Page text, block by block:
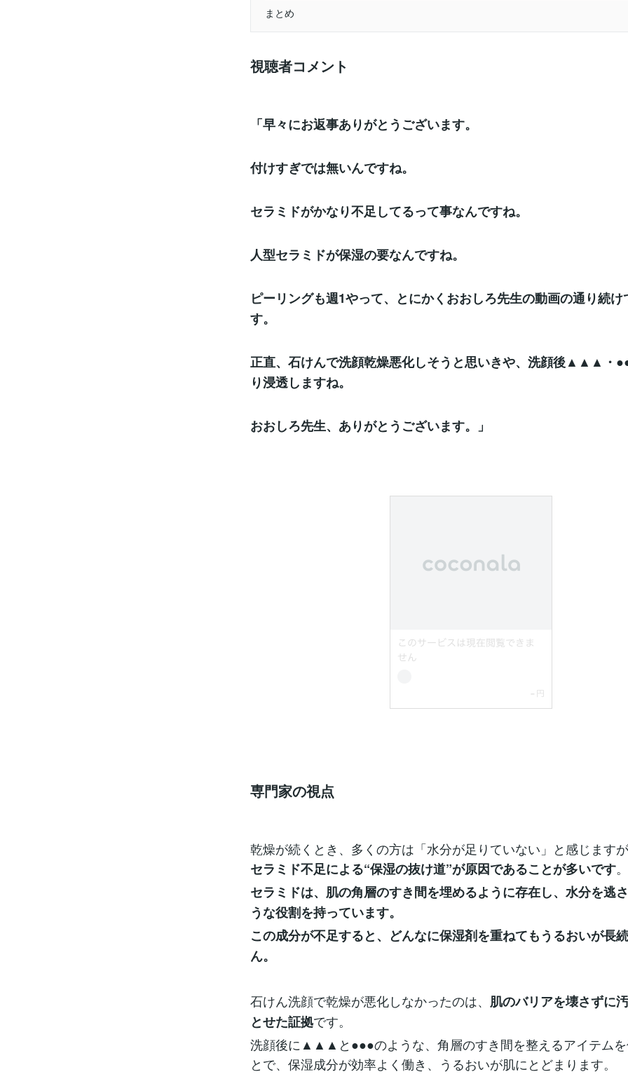
まとめ
視聴者コメント
「早々にお返事ありがとうございます。
付けすぎでは無いんですね。
セラミドがかなり不足してるって事なんですね。
人型セラミドが保湿の要なんですね。
ピーリングも週1やって、とにかくおおしろ先生の動画の通り続け
す。
正直、石けんで洗顔乾燥悪化しそうと思いきや、洗顔後▲▲▲・
り浸透しますね。
おおしろ先生、ありがとうございます。」
専門家の視点
乾燥が続くとき、多くの方は「水分が足りていない」と感じます
セラミド不足による“保湿の抜け道”が原因であることが多いです。
セラミドは、肌の角層のすき間を埋めるように存在し、水分を逃
うな役割を持っています。
この成分が不足すると、どんなに保湿剤を重ねてもうるおいが長
ん。
石けん洗顔で乾燥が悪化しなかったのは、 肌のバリアを壊さずに
とせた証拠です。
洗顔後に▲▲▲と●●●のような、角層のすき間を整えるアイテムを
とで、保湿成分が効率よく働き、うるおいが肌にとどまります。